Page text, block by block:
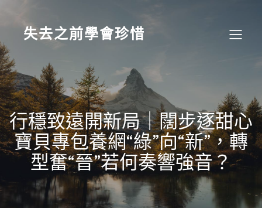
content
失去之前學會珍惜
行穩致遠開新局｜闊步逐甜心
寶貝專包養網“綠”向“新”，轉
型奮“晉”若何奏響強音？